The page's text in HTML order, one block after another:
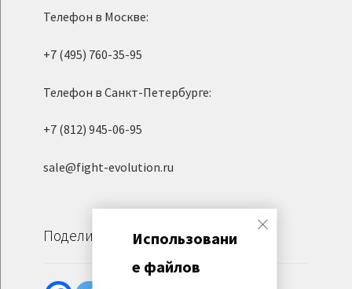
Телефон в Москве:
+7 (495) 760-35-95
Телефон в Санкт-Петербурге:
+7 (812) 945-06-95
sale@fight-evolution.ru
Поделиться
Использовани
е файлов